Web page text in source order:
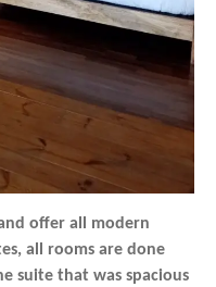
offer all modern
all rooms are done
suite that was spacious